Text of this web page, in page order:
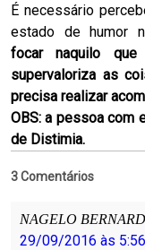
É necessário
estado de humor
focar naquilo
supervaloriza as
precisa realizar
OBS: a pessoa com
de Distimia.
3 Comentários
NAGELO
29/09/2016 às